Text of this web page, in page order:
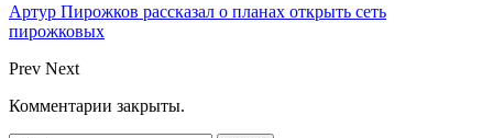
Артур Пирожков рассказал о планах открыть сеть
пирожковых
Prev Next
Комментарии закрыты.